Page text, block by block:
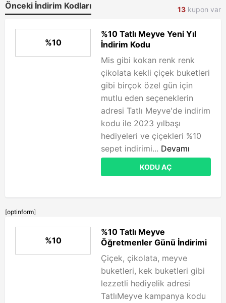
Önceki İndirim Kodları 13 kupon var
%10
%10 Tatlı Meyve Yeni Yıl
İndirim Kodu
Mis gibi kokan renk renk
çikolata kekli çiçek buketleri
gibi birçok özel gün için
mutlu eden seçeneklerin
adresi Tatlı Meyve'de indirim
kodu ile 2023 yılbaşı
hediyeleri ve çiçekleri %10
sepet indirimi... Devamı
KODU AÇ
[optinform]
%10
%10 Tatlı Meyve
Öğretmenler Günü İndirimi
Çiçek, çikolata, meyve
buketleri, kek buketleri gibi
lezzetli hediyelik adresi
TatlıMeyve kampanya kodu